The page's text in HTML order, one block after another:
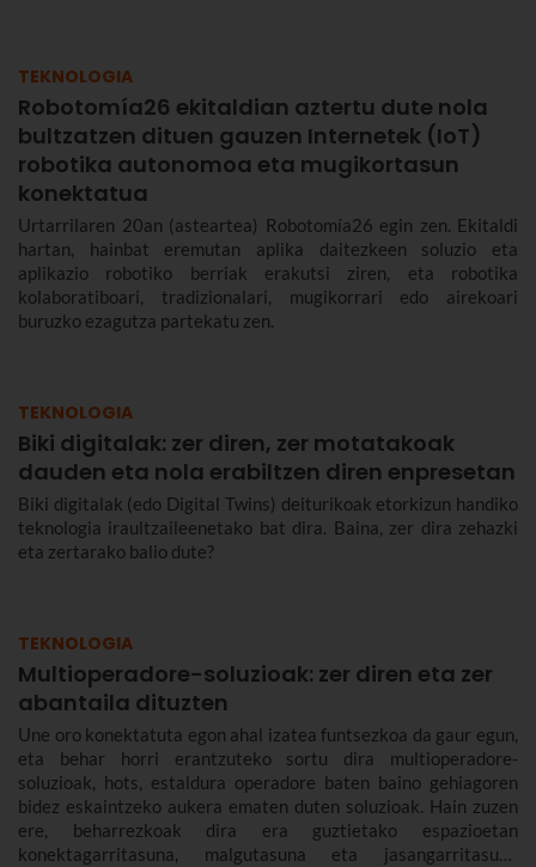
TEKNOLOGIA
Robotomía26 ekitaldian aztertu dute nola
bultzatzen dituen gauzen Internetek (IoT)
robotika autonomoa eta mugikortasun
konektatua
Urtarrilaren 20an (asteartea) Robotomía26 egin zen. Ekitaldi
hartan, hainbat eremutan aplika daitezkeen soluzio eta
aplikazio robotiko berriak erakutsi ziren, eta robotika
kolaboratiboari, tradizionalari, mugikorrari edo airekoari
buruzko ezagutza partekatu zen.
TEKNOLOGIA
Biki digitalak: zer diren, zer motatakoak
dauden eta nola erabiltzen diren enpresetan
Biki digitalak (edo Digital Twins) deiturikoak etorkizun handiko
teknologia iraultzaileenetako bat dira. Baina, zer dira zehazki
eta zertarako balio dute?
TEKNOLOGIA
Multioperadore-soluzioak: zer diren eta zer
abantaila dituzten
Une oro konektatuta egon ahal izatea funtsezkoa da gaur egun,
eta behar horri erantzuteko sortu dira multioperadore-
soluzioak, hots, estaldura operadore baten baino gehiagoren
bidez eskaintzeko aukera ematen duten soluzioak. Hain zuzen
ere, beharrezkoak dira era guztietako espazioetan
konektagarritasuna, malgutasuna eta jasangarritasuna